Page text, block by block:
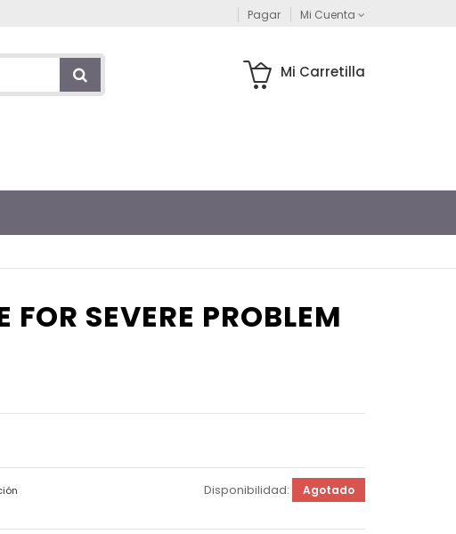
Pagar Mi Cuenta
Mi Carretilla
FOR SEVERE PROBLEM
Disponibilidad: Agotado